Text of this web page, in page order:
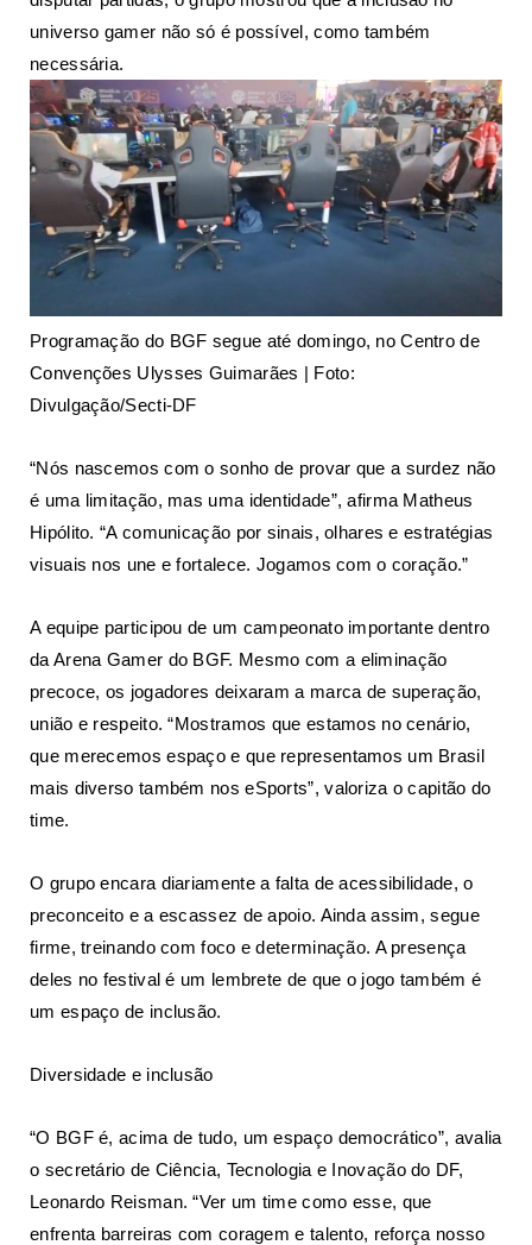
universo gamer não só é possível, como também
necessária.
Programação do BGF segue até domingo, no Centro de
Convenções Ulysses Guimarães | Foto:
Divulgação/Secti-DF
“Nós nascemos com o sonho de provar que a surdez não
é uma limitação, mas uma identidade”, afirma Matheus
Hipólito. “A comunicação por sinais, olhares e estratégias
visuais nos une e fortalece. Jogamos com o coração.”
A equipe participou de um campeonato importante dentro
da Arena Gamer do BGF. Mesmo com a eliminação
precoce, os jogadores deixaram a marca de superação,
união e respeito. “Mostramos que estamos no cenário,
que merecemos espaço e que representamos um Brasil
mais diverso também nos eSports”, valoriza o capitão do
time.
O grupo encara diariamente a falta de acessibilidade, o
preconceito e a escassez de apoio. Ainda assim, segue
firme, treinando com foco e determinação. A presença
deles no festival é um lembrete de que o jogo também é
um espaço de inclusão.
Diversidade e inclusão
“O BGF é, acima de tudo, um espaço democrático”, avalia
o secretário de Ciência, Tecnologia e Inovação do DF,
Leonardo Reisman. “Ver um time como esse, que
enfrenta barreiras com coragem e talento, reforça nosso